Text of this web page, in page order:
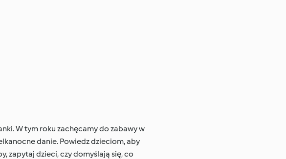
W tym roku zachęcamy do zabawy w
danie. Powiedz dzieciom, aby
zapytaj dzieci, czy domyślają się, co